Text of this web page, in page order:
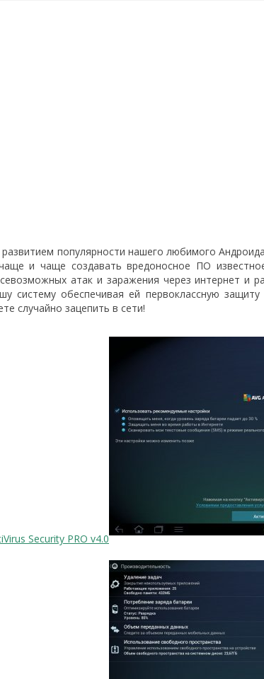
развитием популярности нашего любимого
и чаще создавать вредоносное ПО
атак и заражения через интернет и
систему обеспечивая ей первоклассную
случайно зацепить в сети!